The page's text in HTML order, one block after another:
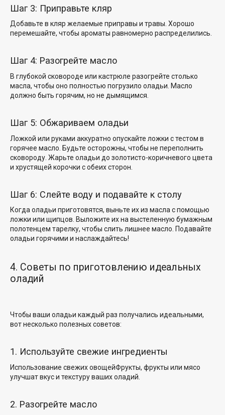
Шаг 3: Приправьте кляр
Добавьте в кляр желаемые приправы и травы. Хорошо
перемешайте, чтобы ароматы равномерно распределились.
Шаг 4: Разогрейте масло
В глубокой сковороде или кастрюле разогрейте столько
масла, чтобы оно полностью погрузило оладьи. Масло
должно быть горячим, но не дымящимся.
Шаг 5: Обжариваем оладьи
Ложкой или руками аккуратно опускайте ложки с тестом в
горячее масло. Будьте осторожны, чтобы не переполнить
сковороду. Жарьте оладьи до золотисто-коричневого цвета
и хрустящей корочки с обеих сторон.
Шаг 6: Слейте воду и подавайте к столу
Когда оладьи приготовятся, выньте их из масла с помощью
ложки или щипцов. Выложите их на выстеленную бумажным
полотенцем тарелку, чтобы слить лишнее масло. Подавайте
оладьи горячими и наслаждайтесь!
4. Советы по приготовлению идеальных
оладий
Чтобы ваши оладьи каждый раз получались идеальными,
вот несколько полезных советов:
1. Используйте свежие ингредиенты
Использование свежих овощейФрукты, фрукты или мясо
улучшат вкус и текстуру ваших оладий.
2. Разогрейте масло